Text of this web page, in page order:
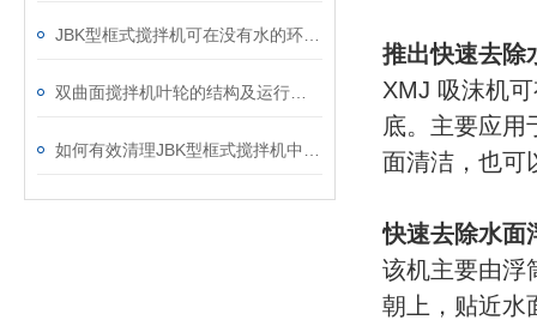
推出快速去除
XMJ 吸沫机
底。主要应用
面清洁，也可
快速去除水面
该机主要由浮
朝上，贴近水